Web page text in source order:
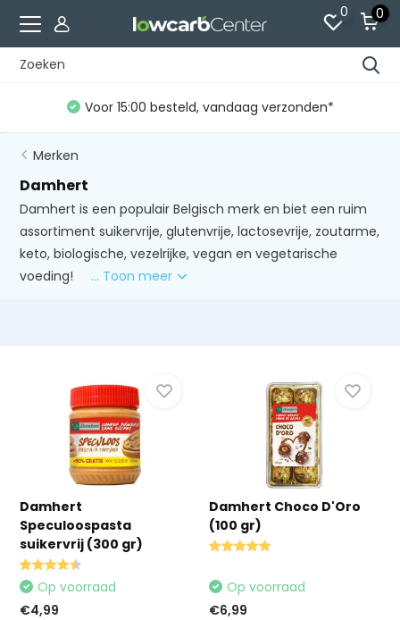
0 0
Voor 15:00 besteld, vandaag verzonden*
Merken
Damhert
Damhert is een populair Belgisch merk en biet een ruim
assortiment suikervrije, glutenvrije, lactosevrije, zoutarme,
keto, biologische, vezelrijke, vegan en vegetarische
voeding! ... Toon meer
Damhert
Speculoospasta
suikervrij (300 gr)
Op voorraad
€4,99
Damhert Choco D'Oro
(100 gr)
Op voorraad
€6,99